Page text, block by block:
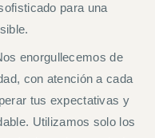
para una
enorgullecemos de
con atención a cada
tus expectativas y
Utilizamos solo los